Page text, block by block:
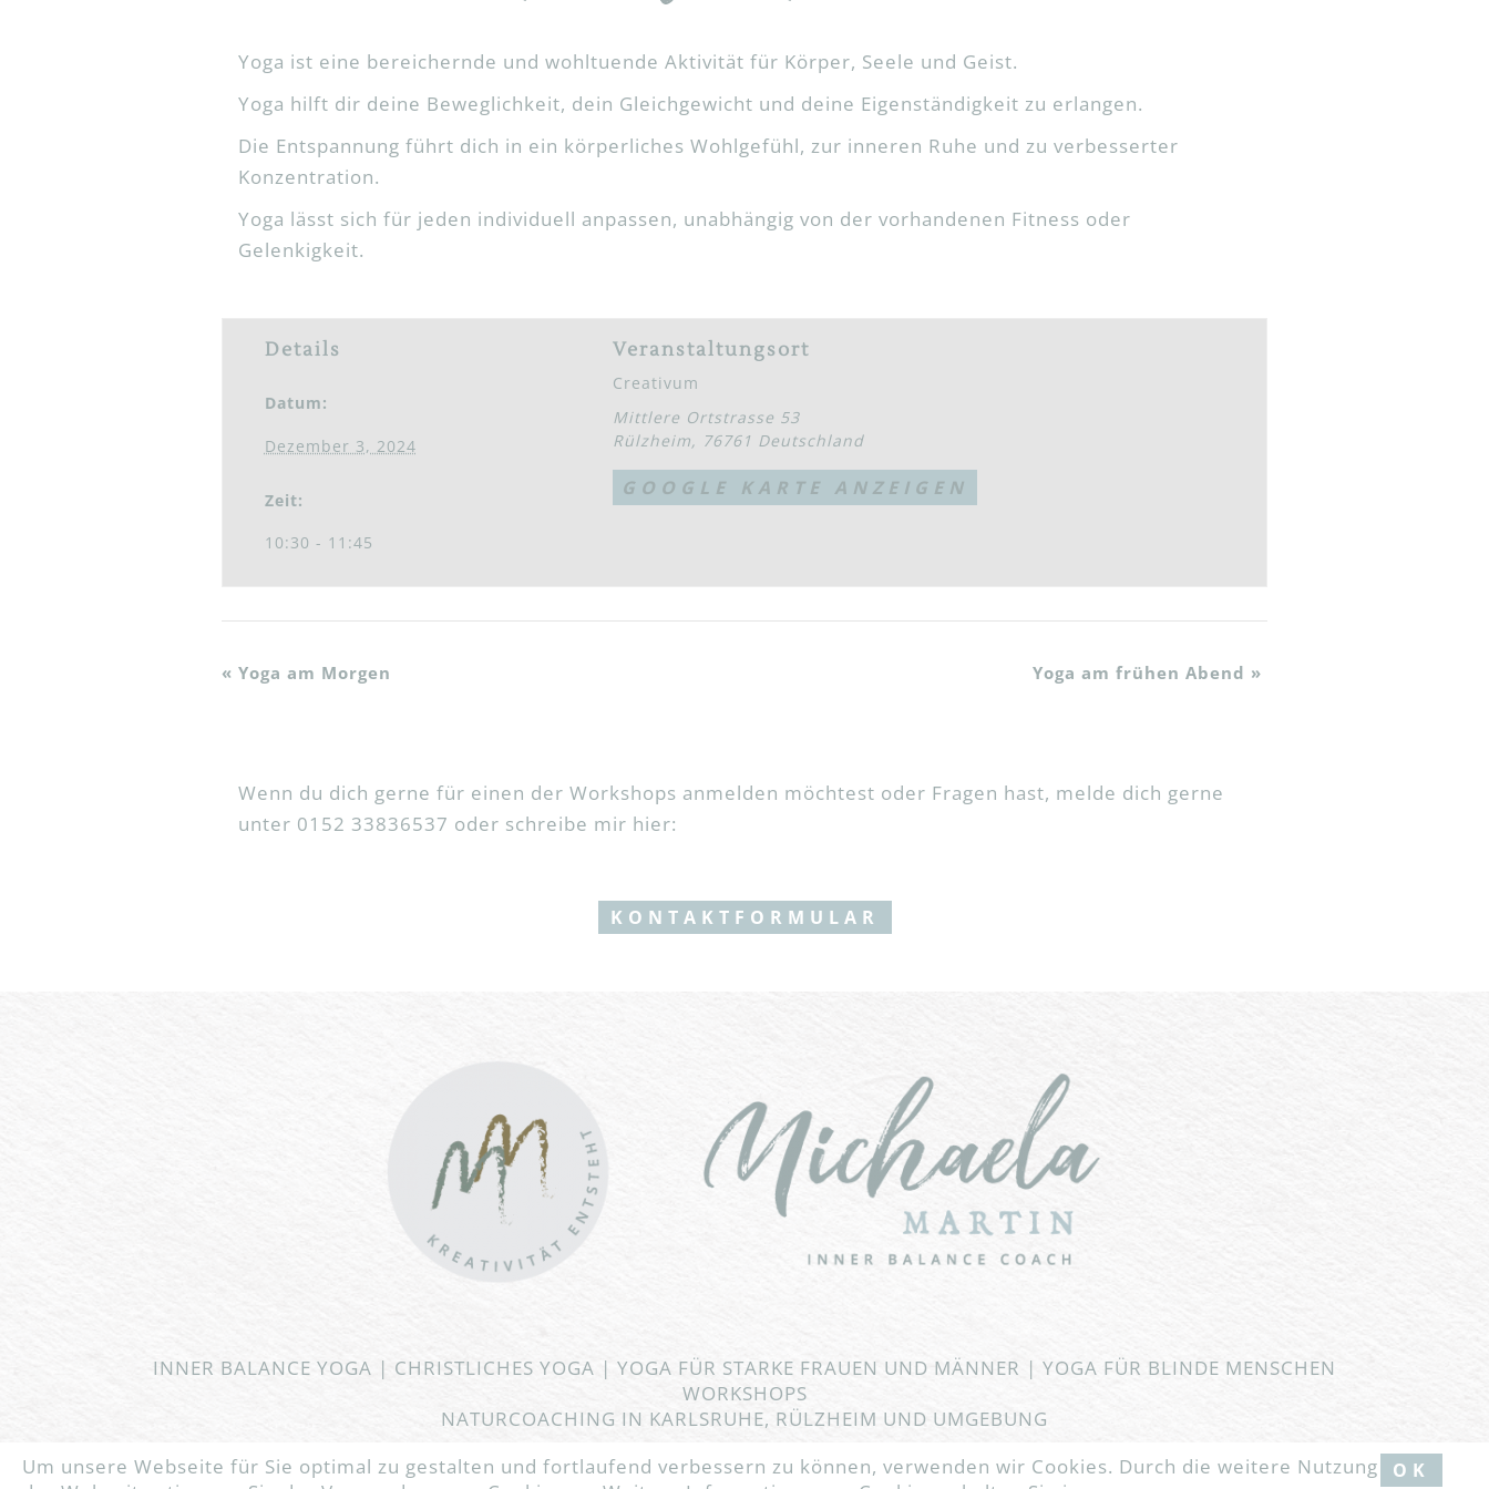
Yoga ist eine bereichernde und wohltuende Aktivität für Körper, Seele und Geist.
Yoga hilft dir deine Beweglichkeit, dein Gleichgewicht und deine Eigenständigkeit zu erlangen.
Die Entspannung führt dich in ein körperliches Wohlgefühl, zur inneren Ruhe und zu verbesserter
Konzentration.
Yoga lässt sich für jeden individuell anpassen, unabhängig von der vorhandenen Fitness oder
Gelenkigkeit.
Details
Datum:
Dezember 3, 2024
Zeit:
10:30 - 11:45
Veranstaltungsort
Creativum
Mittlere Ortstrasse 53
Rülzheim, 76761 Deutschland
GOOGLE KARTE ANZEIGEN
« Yoga am Morgen Yoga am frühen Abend »
Wenn du dich gerne für einen der Workshops anmelden möchtest oder Fragen hast, melde dich gerne
unter 0152 33836537 oder schreibe mir hier:
KONTAKTFORMULAR
INNER BALANCE YOGA | CHRISTLICHES YOGA | YOGA FÜR STARKE FRAUEN UND MÄNNER | YOGA FÜR BLINDE MENSCHEN
WORKSHOPS
NATURCOACHING IN KARLSRUHE, RÜLZHEIM UND UMGEBUNG
Um unsere Webseite für Sie optimal zu gestalten und fortlaufend verbessern zu können, verwenden wir Cookies. Durch die weitere Nutzung
OK